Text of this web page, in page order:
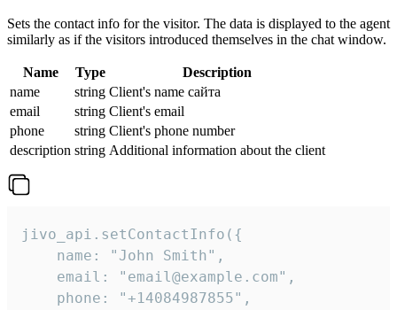
Sets the contact info for the visitor. The data is displayed to the agent
similarly as if the visitors introduced themselves in the chat window.
Name Type
Description
name
string Client's name сайта
email
string Client's email
phone
string Client's phone number
description string Additional information about the client
jivo_api.setContactInfo({
    name: "John Smith",
    email: "email@example.com",
    phone: "+14084987855",